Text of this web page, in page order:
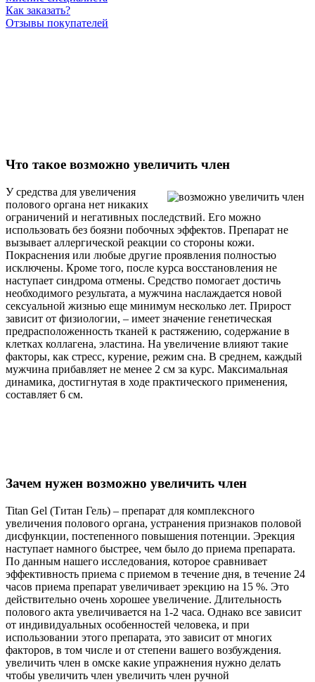
Как заказать?
Отзывы покупателей
Что такое возможно увеличить член
У средства для увеличения
полового органа нет никаких
ограничений и негативных последствий. Его можно
использовать без боязни побочных эффектов. Препарат не
вызывает аллергической реакции со стороны кожи.
Покраснения или любые другие проявления полностью
исключены. Кроме того, после курса восстановления не
наступает синдрома отмены. Средство помогает достичь
необходимого результата, а мужчина наслаждается новой
сексуальной жизнью еще минимум несколько лет. Прирост
зависит от физиологии, – имеет значение генетическая
предрасположенность тканей к растяжению, содержание в
клетках коллагена, эластина. На увеличение влияют такие
факторы, как стресс, курение, режим сна. В среднем, каждый
мужчина прибавляет не менее 2 см за курс. Максимальная
динамика, достигнутая в ходе практического применения,
составляет 6 см.
Зачем нужен возможно увеличить член
Titan Gel (Титан Гель) – препарат для комплексного
увеличения полового органа, устранения признаков половой
дисфункции, постепенного повышения потенции. Эрекция
наступает намного быстрее, чем было до приема препарата.
По данным нашего исследования, которое сравнивает
эффективность приема с приемом в течение дня, в течение 24
часов приема препарат увеличивает эрекцию на 15 %. Это
действительно очень хорошее увеличение. Длительность
полового акта увеличивается на 1-2 часа. Однако все зависит
от индивидуальных особенностей человека, и при
использовании этого препарата, это зависит от многих
факторов, в том числе и от степени вашего возбуждения.
увеличить член в омске какие упражнения нужно делать
чтобы увеличить член увеличить член ручной